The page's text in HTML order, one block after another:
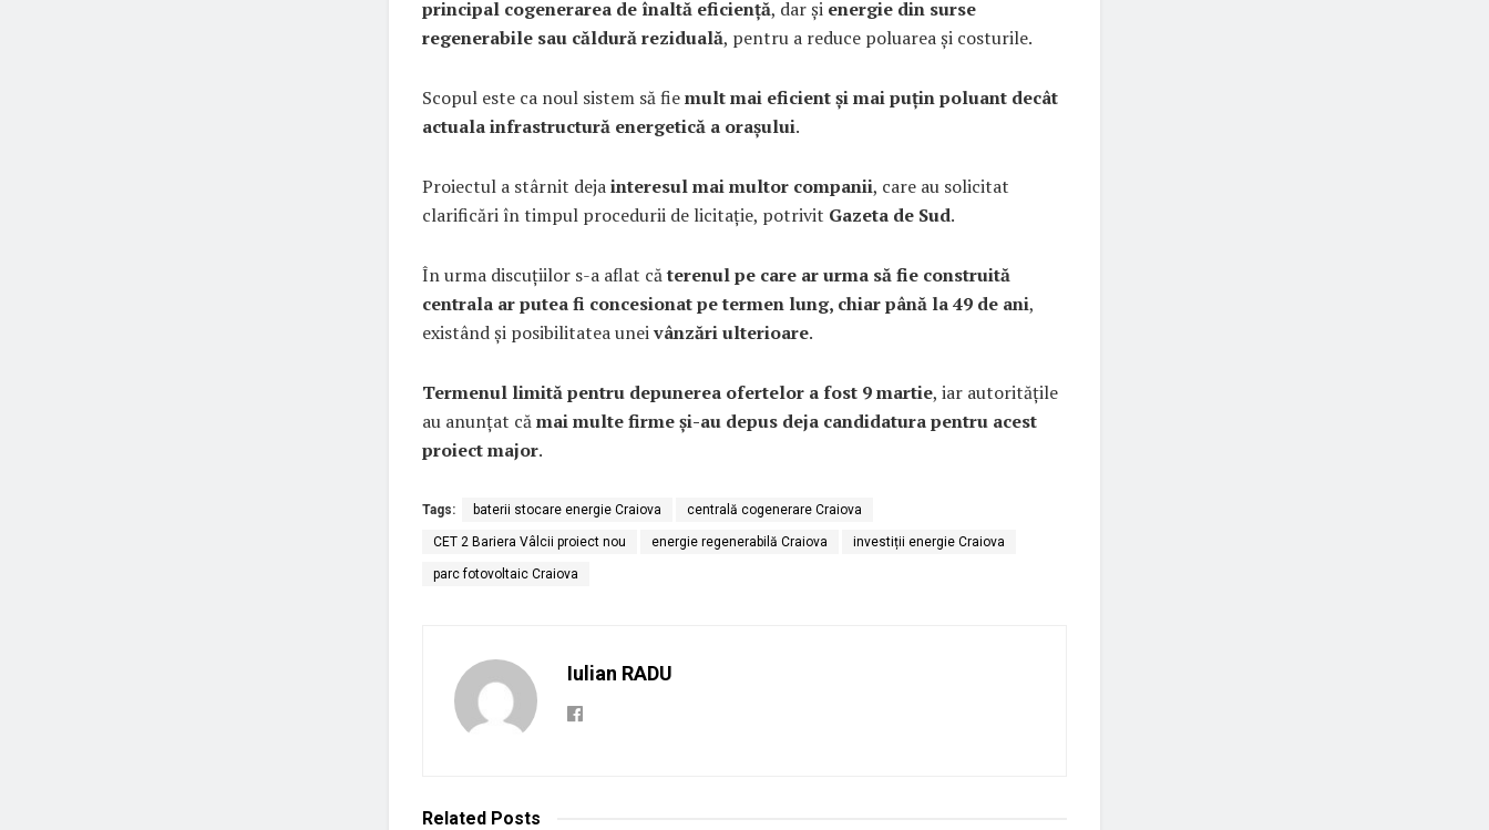
principal cogenerarea de înaltă eficiență, dar și energie din surse
regenerabile sau căldură reziduală, pentru a reduce poluarea și costurile.
Scopul este ca noul sistem să fiemult mai eficient și mai puțin poluant decât
actuala infrastructură energetică a orașului.
Proiectul a stârnit dejainteresul mai multor companii, care au solicitat
clarificări în timpul procedurii de licitație, potrivit Gazeta de Sud.
În urma discuțiilor s-a aflat căterenul pe care ar urma să fie construită
centrala ar putea fi concesionat pe termen lung, chiar până la 49 de ani,
existând și posibilitatea uneivânzări ulterioare.
Termenul limită pentru depunerea ofertelor a fost 9 martie, iar autoritățile
au anunțat cămai multe firme și-au depus deja candidatura pentru acest
proiect major.
Tags: baterii stocare energie Craiova centrală cogenerare Craiova
CET 2 Bariera Vâlcii proiect nou energie regenerabilă Craiova investiții energie Craiova
parc fotovoltaic Craiova
Iulian RADU
Related Posts